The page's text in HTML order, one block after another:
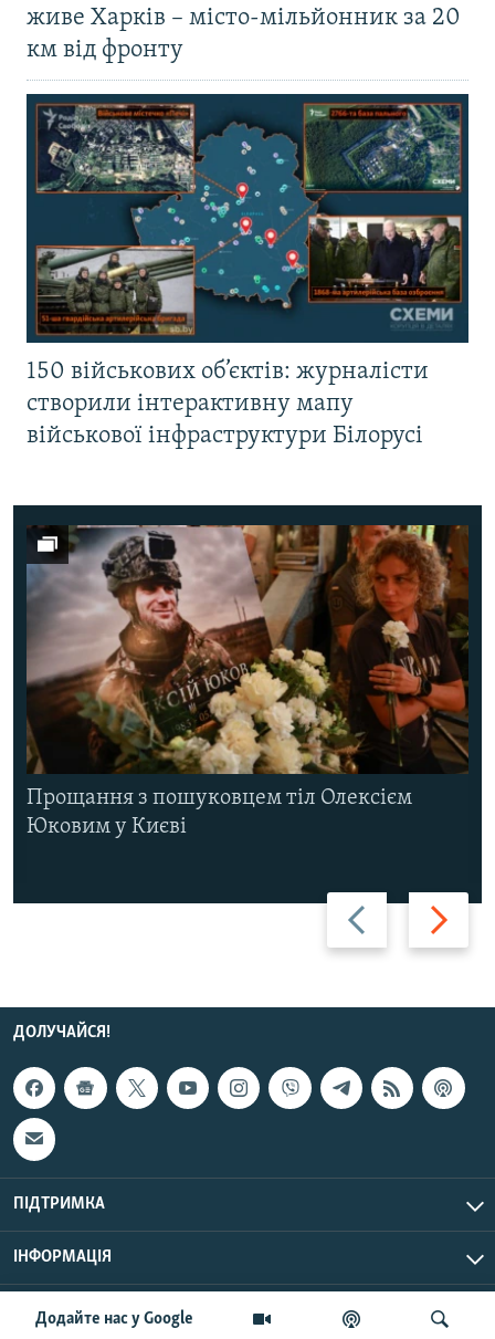
Додайте нас у Google
живе Харків – місто-мільйонник за 20
км від фронту
150 військових об’єктів: журналісти
створили інтерактивну мапу
військової інфраструктури Білорусі
Назад Вперед
Прощання з пошуковцем тіл Олексієм
Юковим у Києві
ДОЛУЧАЙСЯ!
ПІДТРИМКА
ІНФОРМАЦІЯ
© Радіо Свобода, 2026 | Усі права застережено.
UTC+3